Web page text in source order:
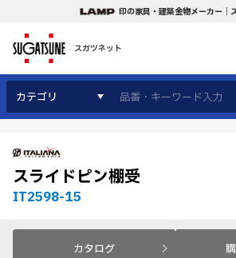
印の家具・建築金物メーカー｜
スガツネット
カテゴリ
スライドピン棚受
IT2598-15
カタログ